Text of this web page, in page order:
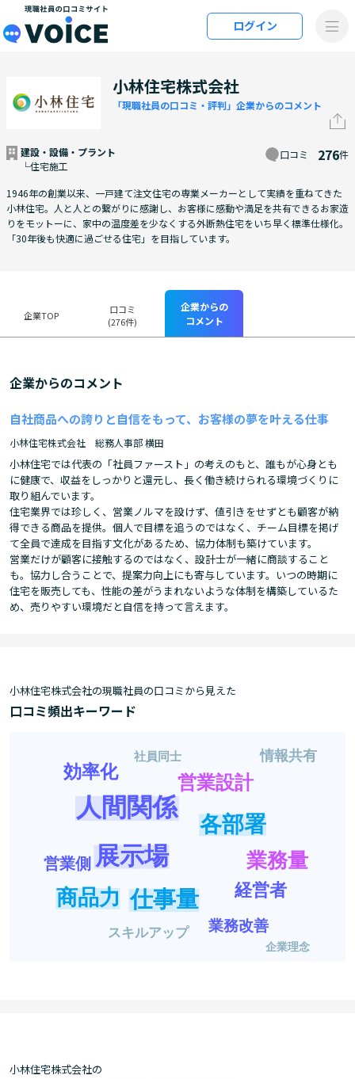
メインコンテンツにスキップ
ログイン
小林住宅株式会社
「現職社員の口コミ・評判」企業からのコメント
建設・設備・プラント
└住宅施工
口コミ 276件
1946年の創業以来、一戸建て注文住宅の専業メーカーとして実績を重ねてきた
小林住宅。人と人との繋がりに感謝し、お客様に感動や満足を共有できるお家造
りをモットーに、家中の温度差を少なくする外断熱住宅をいち早く標準仕様化。
「30年後も快適に過ごせる住宅」を目指しています。
企業TOP
口コミ
(276件)
企業からの
コメント
企業からのコメント
自社商品への誇りと自信をもって、お客様の夢を叶える仕事
小林住宅株式会社 総務人事部 横田
小林住宅では代表の「社員ファースト」の考えのもと、誰もが心身とも
に健康で、収益をしっかりと還元し、長く働き続けられる環境づくりに
取り組んでいます。
住宅業界では珍しく、営業ノルマを設けず、値引きをせずとも顧客が納
得できる商品を提供。個人で目標を追うのではなく、チーム目標を掲げ
て全員で達成を目指す文化があるため、協力体制も築けています。
営業だけが顧客に接触するのではなく、設計士が一緒に商談すること
も。協力し合うことで、提案力向上にも寄与しています。いつの時期に
住宅を販売しても、性能の差がうまれないような体制を構築しているた
め、売りやすい環境だと自信を持って言えます。
小林住宅株式会社の現職社員の口コミから見えた
口コミ頻出キーワード
人間関係
展示場
仕事量
各部署
商品力
業務量
営業設計
効率化
経営者
営業側
業務改善
情報共有
スキルアップ
社員同士
企業理念
小林住宅株式会社の